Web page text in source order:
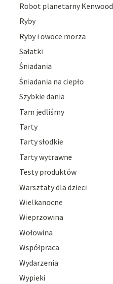
Robot planetarny Kenwood
Ryby
Ryby i owoce morza
Sałatki
Śniadania
Śniadania na ciepło
Szybkie dania
Tam jedliśmy
Tarty
Tarty słodkie
Tarty wytrawne
Testy produktów
Warsztaty dla dzieci
Wielkanocne
Wieprzowina
Wołowina
Współpraca
Wydarzenia
Wypieki